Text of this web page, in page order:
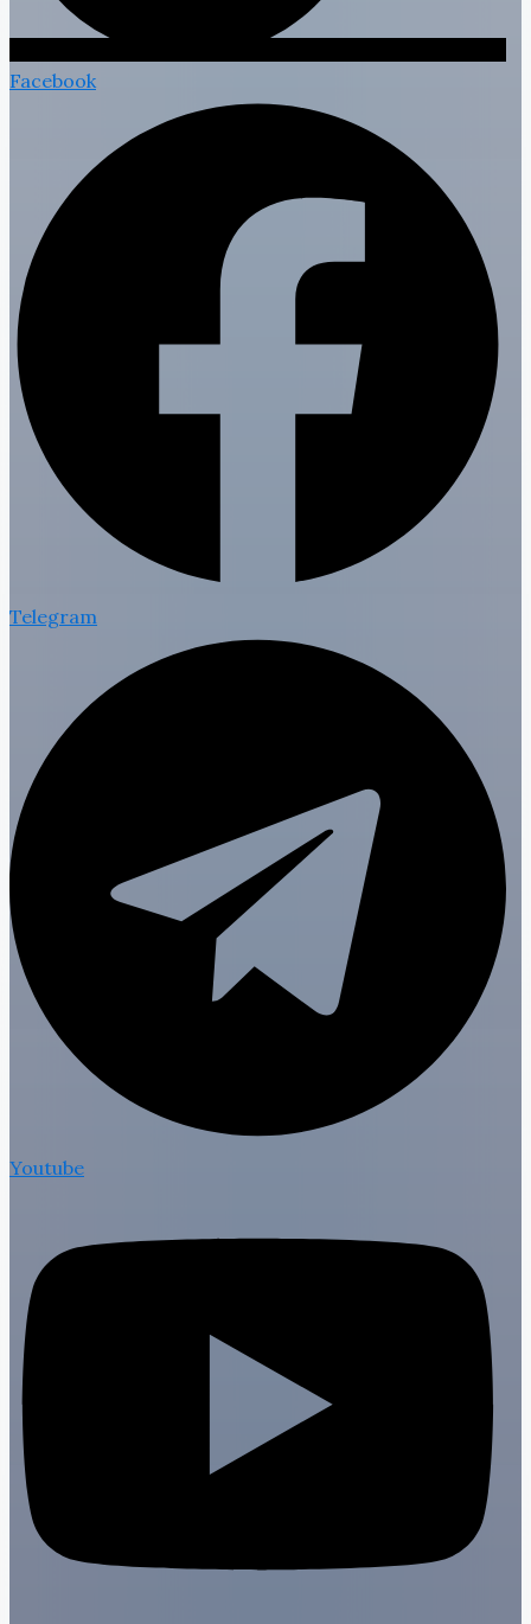
Facebook
Telegram
Youtube